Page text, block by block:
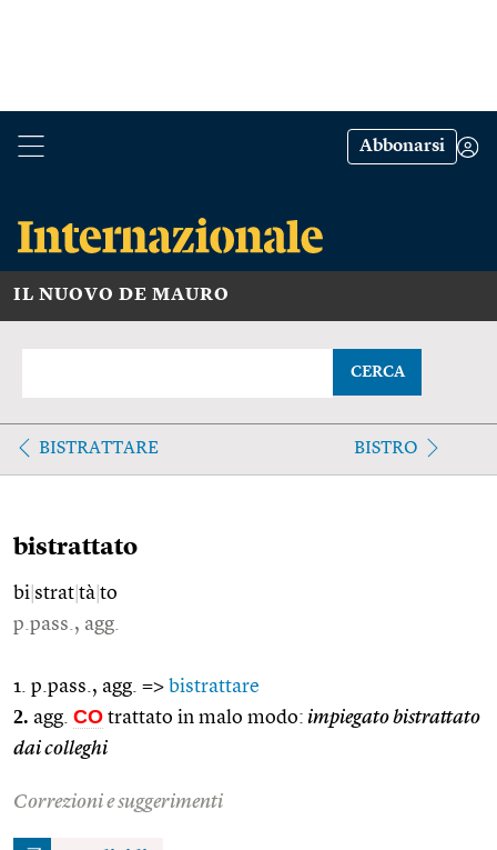
Abbonarsi
IL NUOVO DE MAURO
CERCA
BISTRATTARE BISTRO
bistrattato
bi strat tà to
p.pass., agg.
1. p.pass., agg. => bistrattare
2. agg. CO trattato in malo modo: impiegato bistrattato
dai colleghi
Correzioni e suggerimenti